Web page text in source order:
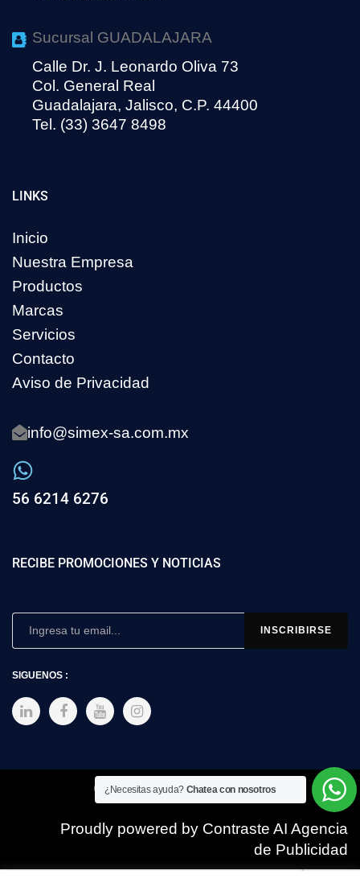
Sucursal GUADALAJARA
Calle Dr. J. Leonardo Oliva 73
Col. General Real
Guadalajara, Jalisco, C.P. 44400
Tel. (33) 3647 8498
LINKS
Inicio
Nuestra Empresa
Productos
Marcas
Servicios
Contacto
Aviso de Privacidad
info@simex-sa.com.mx
56 6214 6276
RECIBE PROMOCIONES Y NOTICIAS
SIGUENOS :
Copyright © 2025 SIMEX
Proudly powered by Contraste AI Agencia
de Publicidad
¿Necesitas ayuda? Chatea con nosotros